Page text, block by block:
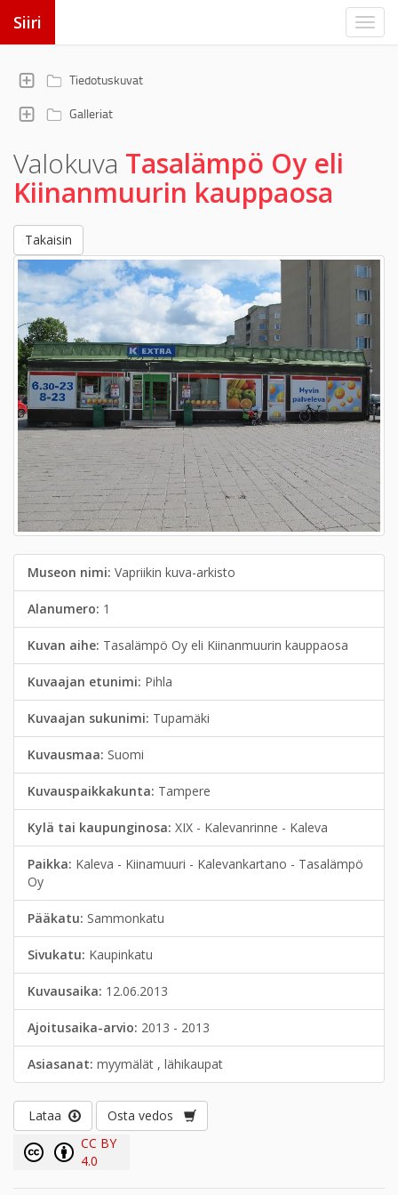
Siiri
Tiedotuskuvat
Galleriat
Valokuva Tasalämpö Oy eli
Kiinanmuurin kauppaosa
Takaisin
Museon nimi: Vapriikin kuva-arkisto
Alanumero: 1
Kuvan aihe: Tasalämpö Oy eli Kiinanmuurin kauppaosa
Kuvaajan etunimi: Pihla
Kuvaajan sukunimi: Tupamäki
Kuvausmaa: Suomi
Kuvauspaikkakunta: Tampere
Kylä tai kaupunginosa: XIX - Kalevanrinne - Kaleva
Paikka: Kaleva - Kiinamuuri - Kalevankartano - Tasalämpö
Oy
Pääkatu: Sammonkatu
Sivukatu: Kaupinkatu
Kuvausaika: 12.06.2013
Ajoitusaika-arvio: 2013 - 2013
Asiasanat: myymälät , lähikaupat
Lataa
Osta vedos
CC BY
4.0